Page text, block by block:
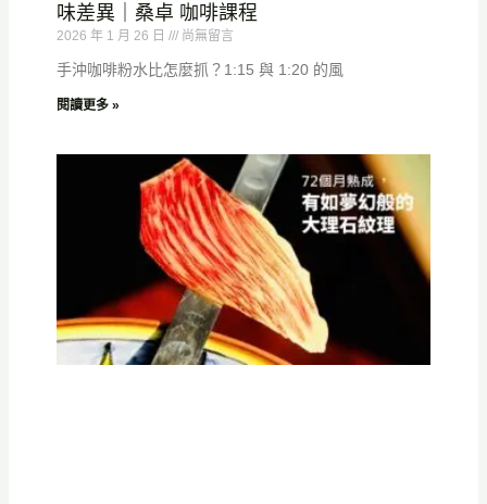
味差異｜桑卓 咖啡課程
2026 年 1 月 26 日 尚無留言
手沖咖啡粉水比怎麼抓？1:15 與 1:20 的風
閱讀更多 »